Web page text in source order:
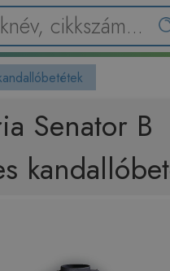
Senator B